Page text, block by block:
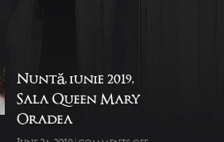
Nuntă, iunie 2019,
Sala Queen Mary
Oradea